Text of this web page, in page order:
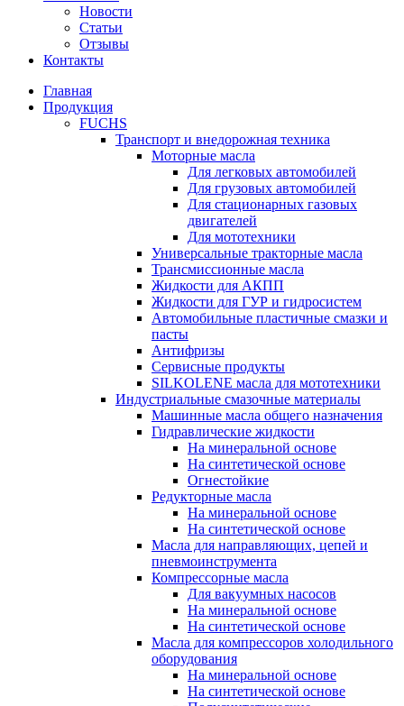
Новости
Статьи
Отзывы
Контакты
Главная
Продукция
FUCHS
Транспорт и внедорожная техника
Моторные масла
Для легковых автомобилей
Для грузовых автомобилей
Для стационарных газовых
двигателей
Для мототехники
Универсальные тракторные масла
Трансмиссионные масла
Жидкости для АКПП
Жидкости для ГУР и гидросистем
Автомобильные пластичные смазки и
пасты
Антифризы
Сервисные продукты
SILKOLENE масла для мототехники
Индустриальные смазочные материалы
Машинные масла общего назначения
Гидравлические жидкости
На минеральной основе
На синтетической основе
Огнестойкие
Редукторные масла
На минеральной основе
На синтетической основе
Масла для направляющих, цепей и
пневмоинструмента
Компрессорные масла
Для вакуумных насосов
На минеральной основе
На синтетической основе
Масла для компрессоров холодильного
оборудования
На минеральной основе
На синтетической основе